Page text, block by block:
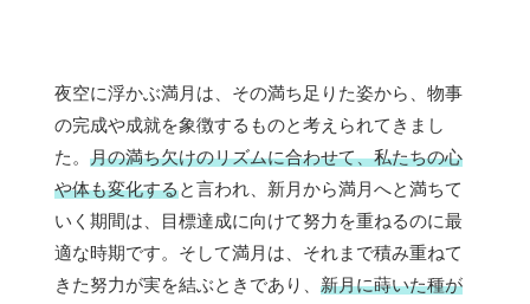
夜空に浮かぶ満月は、その満ち足りた姿から、物事
の完成や成就を象徴するものと考えられてきまし
た。 月の満ち欠けのリズムに合わせて、私たちの心
や体も変化すると言われ、新月から満月へと満ちて
いく期間は、目標達成に向けて努力を重ねるのに最
適な時期です。そして満月は、それまで積み重ねて
きた努力が実を結ぶときであり、 新月に蒔いた種が